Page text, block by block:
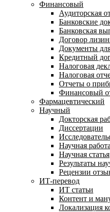
Финансовый
Аудиторская
Банковские
Банковская
Договор
Документы
Кредитный
Налоговая
Налоговая
Отчеты о
Финансовый
Фармацевтический
Научный
Докторская
Диссертации
Научная работа
Научная статья
Результаты
Рецензии
ИТ-перевод
ИТ статьи
Контент и
Локализация